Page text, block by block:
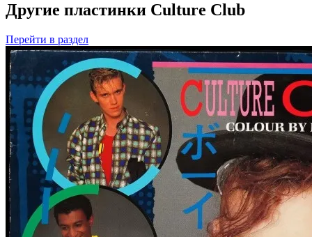
Другие пластинки Culture Club
Перейти в раздел